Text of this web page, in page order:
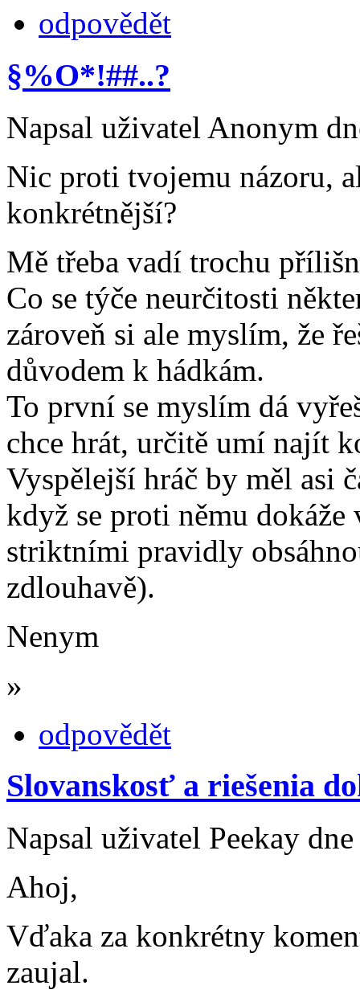
odpovědět
§%O*!##..?
Napsal uživatel Anonym
Nic proti tvojemu názoru,
konkrétnější?
Mě třeba vadí trochu
Co se týče neurčitosti
zároveň si ale myslím, že
důvodem k hádkám.
To první se myslím dá
chce hrát, určitě umí najít
Vyspělejší hráč by měl asi
když se proti němu
striktními pravidly
zdlouhavě).
Nenym
»
odpovědět
Slovanskosť a riešenia
Napsal uživatel Peekay
Ahoj,
Vďaka za konkrétny
zaujal.